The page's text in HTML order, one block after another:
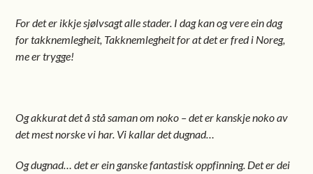
For det er ikkje sjølvsagt alle stader. I dag kan og vere ein dag
for takknemlegheit, Takknemlegheit for at det er fred i Noreg,
me er trygge!
Og akkurat det å stå saman om noko – det er kanskje noko av
det mest norske vi har. Vi kallar det dugnad…
Og dugnad… det er ein ganske fantastisk oppfinning. Det er dei